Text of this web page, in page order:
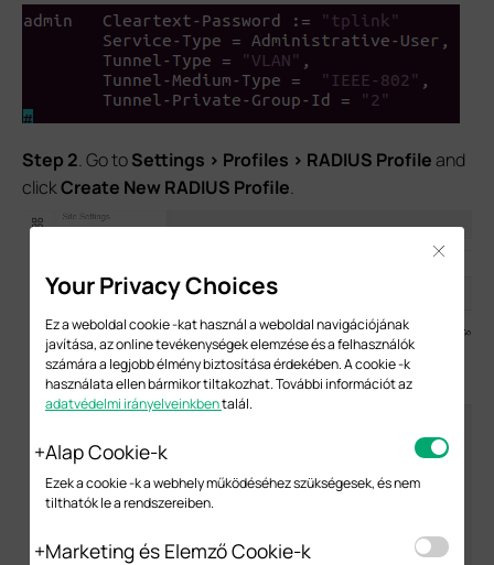
Step 2. Go toSettings > Profiles > RADIUS Profileand
clickCreate New RADIUS Profile.
Your Privacy Choices
Ez a weboldal cookie -kat használ a weboldal navigációjának
javítása, az online tevékenységek elemzése és a felhasználók
számára a legjobb élmény biztosítása érdekében. A cookie -k
használata ellen bármikor tiltakozhat. További információt az
adatvédelmi irányelveinkbentalál.
Alap Cookie-k
Ezek a cookie -k a webhely működéséhez szükségesek, és nem
tilthatók le a rendszereiben.
Marketing és Elemző Cookie-k
Close